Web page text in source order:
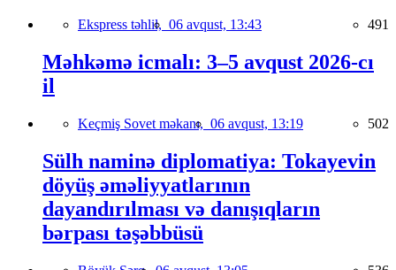
Ekspress təhlil, 06 avqust, 13:43 491
Məhkəmə icmalı: 3–5 avqust 2026-cı
il
Keçmiş Sovet məkanı, 06 avqust, 13:19 502
Sülh naminə diplomatiya: Tokayevin
döyüş əməliyyatlarının
dayandırılması və danışıqların
bərpası təşəbbüsü